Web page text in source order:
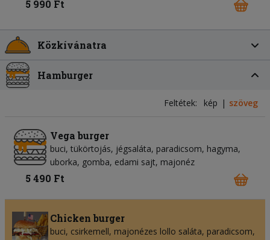
5 990 Ft
Közkívánatra
Hamburger
Feltétek: kép szöveg
Vega burger
buci, tükörtojás, jégsaláta, paradicsom, hagyma,
uborka, gomba, edami sajt, majonéz
5 490 Ft
Chicken burger
buci, csirkemell, majonézes lollo saláta, paradicsom,